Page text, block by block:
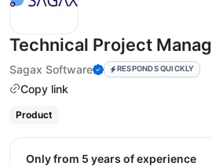
Technical Project
Sagax Software
RESPONDS QUICKLY
Copy link
Product
Only from 5 years of experience